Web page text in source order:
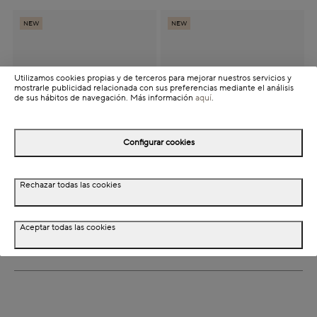
NEW
acero inoxidable
Price reduced from
47,88€
to 30%
33,48€
NEW
47,88€
Utilizamos cookies propias y de terceros para mejorar nuestros servicios y
mostrarle publicidad relacionada con sus preferencias mediante el análisis
de sus hábitos de navegación. Más información aquí.
Configurar cookies
Rechazar todas las cookies
Aceptar todas las cookies